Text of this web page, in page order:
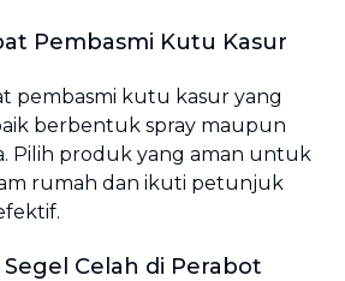
Pembasmi Kutu Kasur
pembasmi kutu kasur yang
berbentuk spray maupun
Pilih produk yang aman untuk
rumah dan ikuti petunjuk
Celah di Perabot